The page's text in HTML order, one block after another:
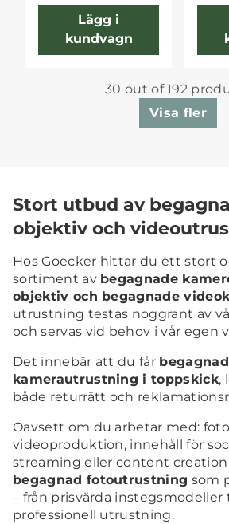
Lägg i
kundvagn
30 out of 192
Visa fler
Stort utbud av
objektiv och
Hos Goecker hittar du ett stort
sortiment av begagnade
objektiv och begagnade
utrustning testas noggrant av
och servas vid behov i vår egen
Det innebär att du får begagnad
kamerautrustning i toppskick,
både returrätt och
Oavsett om du arbetar med:
videoproduktion, innehåll för
streaming eller content
begagnad fotoutrustning som
– från prisvärda instegsmodeller
professionell utrustning.